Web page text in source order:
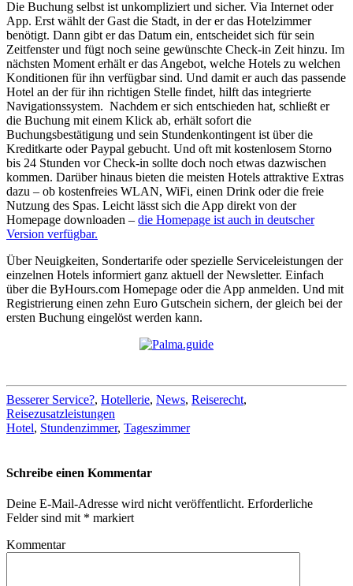
Die Buchung selbst ist unkompliziert und sicher. Via Internet oder
App. Erst wählt der Gast die Stadt, in der er das Hotelzimmer
benötigt. Dann gibt er das Datum ein, entscheidet sich für sein
Zeitfenster und fügt noch seine gewünschte Check-in Zeit hinzu. Im
nächsten Moment erhält er das Angebot, welche Hotels zu welchen
Konditionen für ihn verfügbar sind. Und damit er auch das passende
Hotel an der für ihn richtigen Stelle findet, hilft das integrierte
Navigationssystem. Nachdem er sich entschieden hat, schließt er
die Buchung mit einem Klick ab, erhält sofort die
Buchungsbestätigung und sein Stundenkontingent ist über die
Kreditkarte oder Paypal gebucht. Und oft mit kostenlosem Storno
bis 24 Stunden vor Check-in sollte doch noch etwas dazwischen
kommen. Darüber hinaus bieten die meisten Hotels attraktive Extras
dazu – ob kostenfreies WLAN, WiFi, einen Drink oder die freie
Nutzung des Spas. Leicht lässt sich die App direkt von der
Homepage downloaden – die Homepage ist auch in deutscher
Version verfügbar.
Über Neuigkeiten, Sondertarife oder spezielle Serviceleistungen der
einzelnen Hotels informiert ganz aktuell der Newsletter. Einfach
über die ByHours.com Homepage oder die App anmelden. Und mit
Registrierung einen zehn Euro Gutschein sichern, der gleich bei der
ersten Buchung eingelöst werden kann.
Besserer Service?, Hotellerie, News, Reiserecht,
Reisezusatzleistungen
Hotel, Stundenzimmer, Tageszimmer
Schreibe einen Kommentar
Deine E-Mail-Adresse wird nicht veröffentlicht. Erforderliche
Felder sind mit * markiert
Kommentar